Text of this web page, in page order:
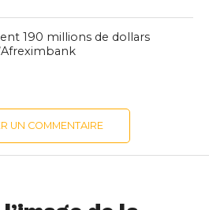
190 millions de dollars
UN COMMENTAIRE